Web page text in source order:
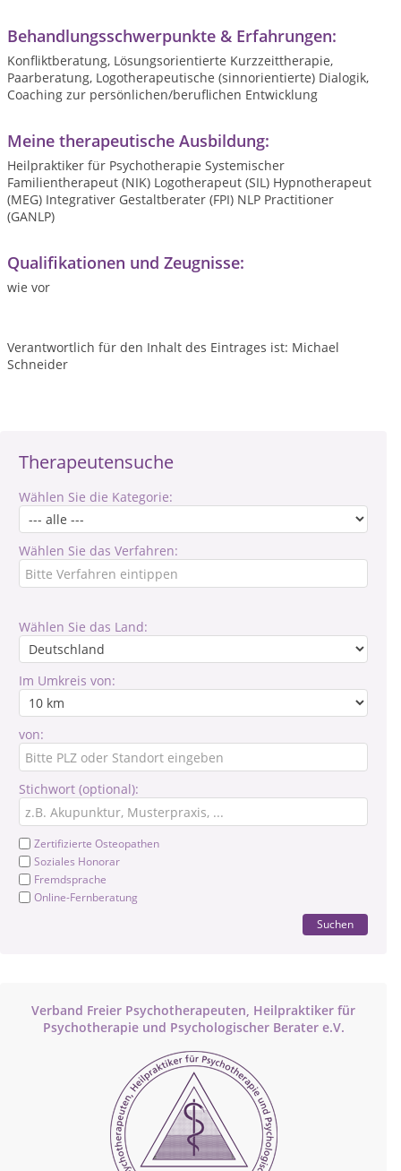
Therapeutensuche
Wählen Sie die Kategorie:
Wählen Sie das Verfahren:
Wählen Sie das Land:
Im Umkreis von:
von:
Stichwort (optional):
Zertifizierte Osteopathen
Soziales Honorar
Fremdsprache
Online-Fernberatung
Suchen
Verband Freier Psychotherapeuten, Heilpraktiker für
Psychotherapie und Psychologischer Berater e.V.
Behandlungsschwerpunkte & Erfahrungen:
Konfliktberatung, Lösungsorientierte Kurzzeittherapie,
Paarberatung, Logotherapeutische (sinnorientierte) Dialogik,
Coaching zur persönlichen/beruflichen Entwicklung
Meine therapeutische Ausbildung:
Heilpraktiker für Psychotherapie Systemischer
Familientherapeut (NIK) Logotherapeut (SIL) Hypnotherapeut
(MEG) Integrativer Gestaltberater (FPI) NLP Practitioner
(GANLP)
Qualifikationen und Zeugnisse:
wie vor
Verantwortlich für den Inhalt des Eintrages ist: Michael
Schneider